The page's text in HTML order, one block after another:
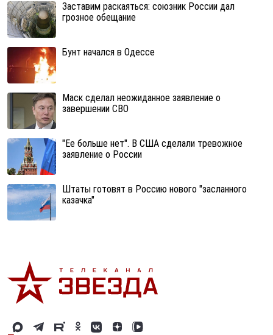
Заставим раскаяться: союзник России дал
грозное обещание
Бунт начался в Одессе
Маск сделал неожиданное заявление о
завершении СВО
"Ее больше нет". В США сделали тревожное
заявление о России
Штаты готовят в Россию нового "засланного
казачка"